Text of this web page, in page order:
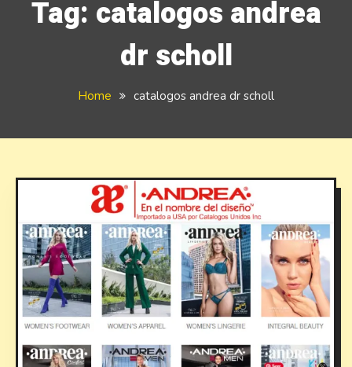
Tag: catalogos andrea
dr scholl
Home catalogos andrea dr scholl